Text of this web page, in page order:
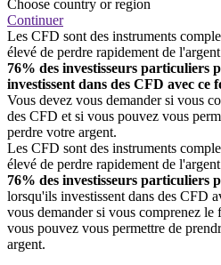
Choose country or region
Continuer
Les CFD sont des instruments
élevé de perdre rapidement de
76% des investisseurs particuliers
investissent dans des CFD avec ce
Vous devez vous demander si vous
des CFD et si vous pouvez vous
perdre votre argent.
Les CFD sont des instruments
élevé de perdre rapidement de
76% des investisseurs particuliers
lorsqu'ils investissent dans des CFD
vous demander si vous comprenez
vous pouvez vous permettre de
argent.